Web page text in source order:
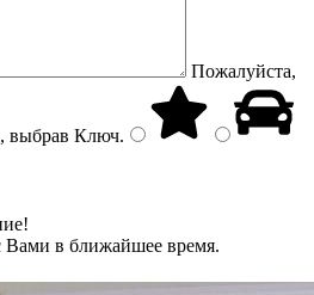
Пожалуйста,
выбрав Ключ.
Вами в ближайшее время.